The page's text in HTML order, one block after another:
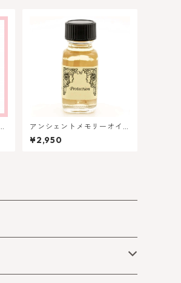
アンシェントメモリーオイ
ル - プロテクション(お守り)
| ネガティヴなエネルギーを
¥2,950